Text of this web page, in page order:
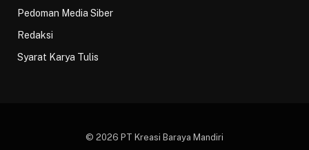
Pedoman Media Siber
Redaksi
Syarat Karya Tulis
© 2026 PT Kreasi Baraya Mandiri